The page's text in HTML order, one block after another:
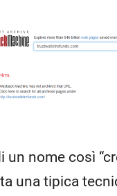
un nome così
una tipica